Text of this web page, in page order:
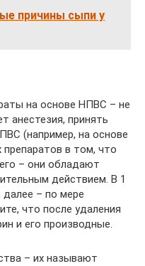
причины сыпи у
на основе НПВС – не
анестезия, принять
(например, на основе
в том, что
– они обладают
действием. В 1
далее – по мере
что после удаления
и его производные.
– их называют